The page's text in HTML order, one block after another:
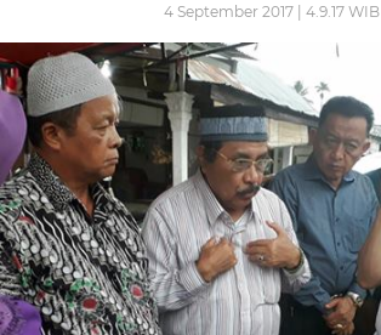
4 September 2017 | 4.9.17 WIB